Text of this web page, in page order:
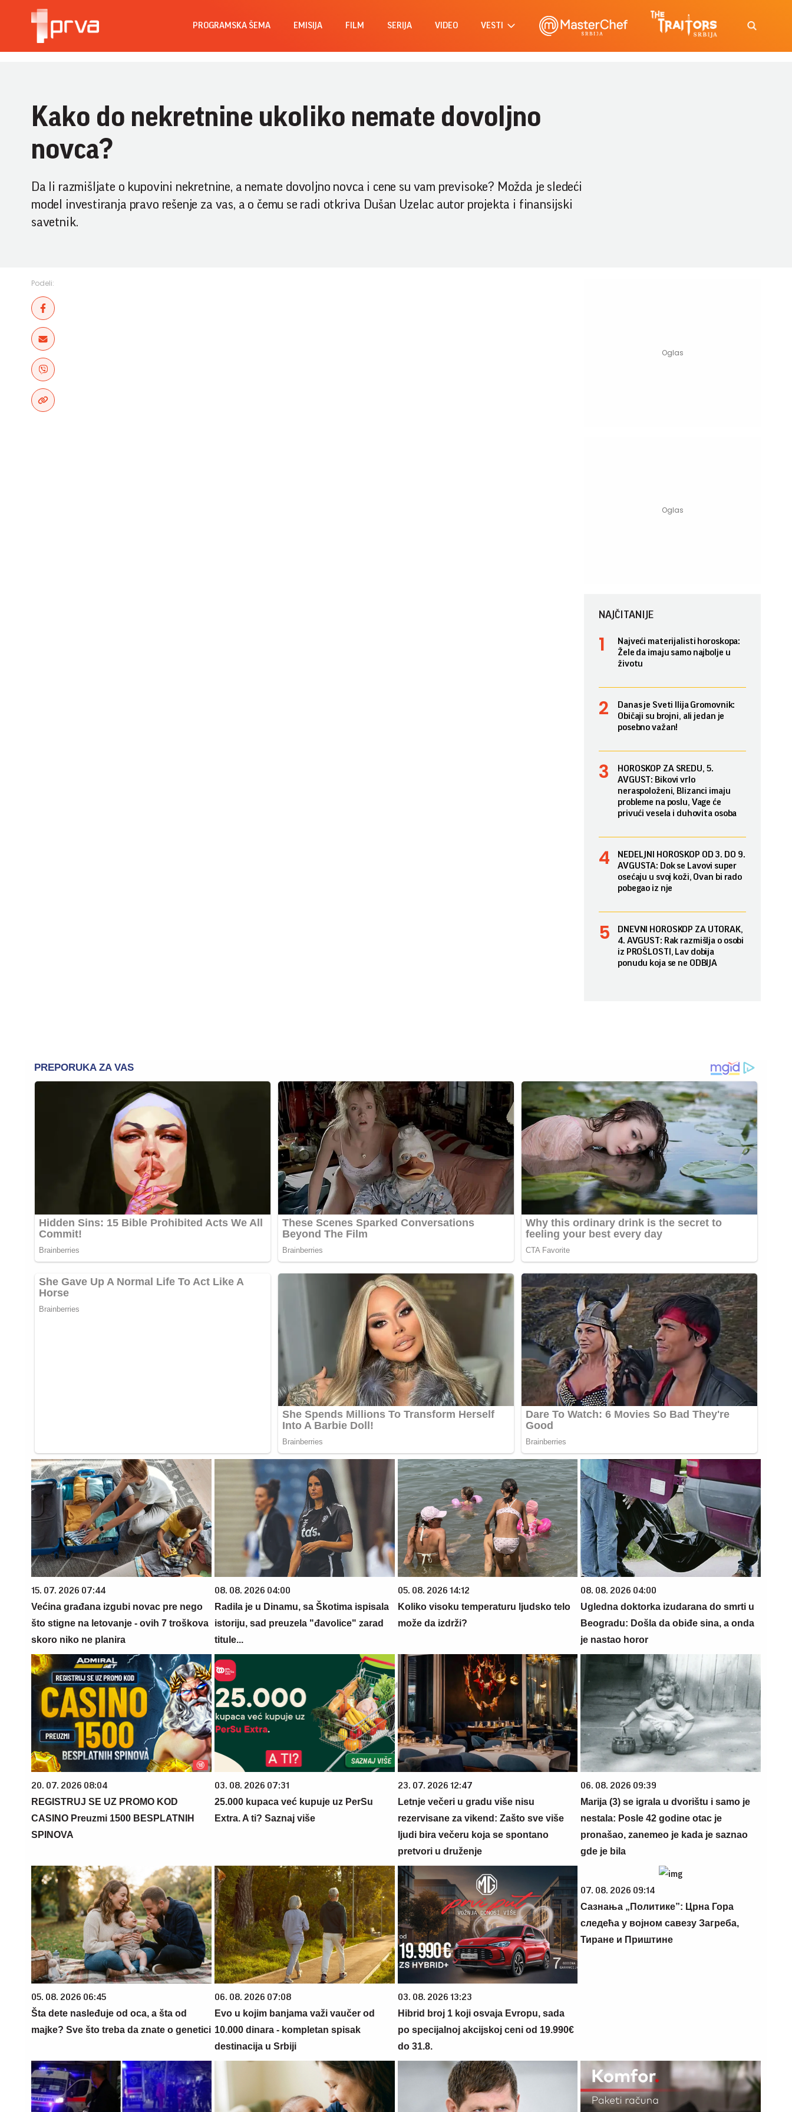
PROGRAMSKA ŠEMA EMISIJA FILM SERIJA VIDEO VESTI
Kako do nekretnine ukoliko nemate dovoljno
novca?
Da li razmišljate o kupovini nekretnine, a nemate dovoljno novca i cene su vam previsoke? Možda je sledeći
model investiranja pravo rešenje za vas, a o čemu se radi otkriva Dušan Uzelac autor projekta i finansijski
savetnik.
Podeli:
NAJČITANIJE
Najveći materijalisti horoskopa:
Žele da imaju samo najbolje u
životu
Danas je Sveti Ilija Gromovnik:
Običaji su brojni, ali jedan je
posebno važan!
HOROSKOP ZA SREDU, 5.
AVGUST: Bikovi vrlo
neraspoloženi, Blizanci imaju
probleme na poslu, Vage će
privući vesela i duhovita osoba
NEDELJNI HOROSKOP OD 3. DO 9.
AVGUSTA: Dok se Lavovi super
osećaju u svoj koži, Ovan bi rado
pobegao iz nje
DNEVNI HOROSKOP ZA UTORAK,
4. AVGUST: Rak razmišlja o osobi
iz PROŠLOSTI, Lav dobija
ponudu koja se ne ODBIJA
15. 07. 2026 07:44
Većina građana izgubi novac pre nego
što stigne na letovanje - ovih 7 troškova
skoro niko ne planira
08. 08. 2026 04:00
Radila je u Dinamu, sa Škotima ispisala
istoriju, sad preuzela "đavolice" zarad
titule...
05. 08. 2026 14:12
Koliko visoku temperaturu ljudsko telo
može da izdrži?
08. 08. 2026 04:00
Ugledna doktorka izudarana do smrti u
Beogradu: Došla da obiđe sina, a onda
je nastao horor
20. 07. 2026 08:04
REGISTRUJ SE UZ PROMO KOD
CASINO Preuzmi 1500 BESPLATNIH
SPINOVA
03. 08. 2026 07:31
25.000 kupaca već kupuje uz PerSu
Extra. A ti? Saznaj više
23. 07. 2026 12:47
Letnje večeri u gradu više nisu
rezervisane za vikend: Zašto sve više
ljudi bira večeru koja se spontano
pretvori u druženje
06. 08. 2026 09:39
Marija (3) se igrala u dvorištu i samo je
nestala: Posle 42 godine otac je
pronašao, zanemeo je kada je saznao
gde je bila
05. 08. 2026 06:45
Šta dete nasleđuje od oca, a šta od
majke? Sve što treba da znate o genetici
06. 08. 2026 07:08
Evo u kojim banjama važi vaučer od
10.000 dinara - kompletan spisak
destinacija u Srbiji
03. 08. 2026 13:23
Hibrid broj 1 koji osvaja Evropu, sada
po specijalnoj akcijskoj ceni od 19.990€
do 31.8.
07. 08. 2026 09:14
Сазнања „Политике”: Црна Гора
следећа у војном савезу Загреба,
Тиране и Приштине